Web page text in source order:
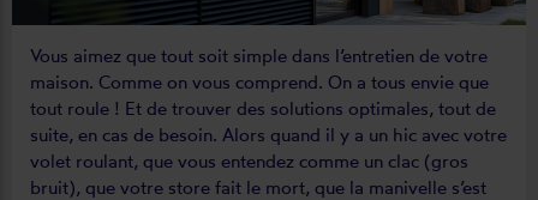
Vous aimez que tout soit simple dans l’entretien de votre
maison. Comme on vous comprend. On a tous envie que
tout roule ! Et de trouver des solutions optimales, tout de
suite, en cas de besoin. Alors quand il y a un hic avec votre
volet roulant, que vous entendez comme un clac (gros
bruit), que votre store fait le mort, que la manivelle s’est